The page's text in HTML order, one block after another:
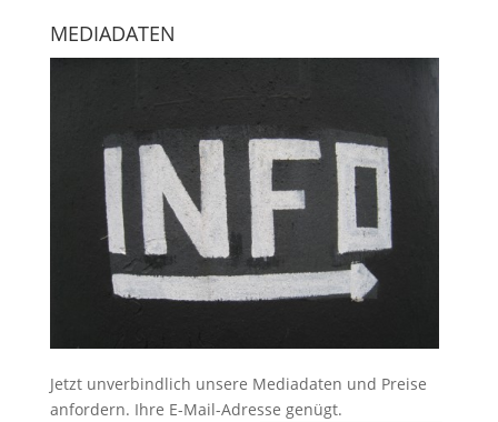
MEDIADATEN
Jetzt unverbindlich unsere Mediadaten und Preise
anfordern. Ihre E-Mail-Adresse genügt.